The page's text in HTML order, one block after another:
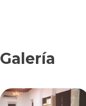
Galería